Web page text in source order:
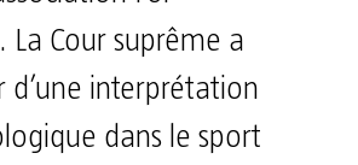
Cour suprême a
interprétation
dans le sport